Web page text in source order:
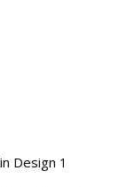
Design 1